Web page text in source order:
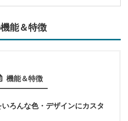
能＆特徴
機能＆特徴
ろんな色・デザインにカスタ